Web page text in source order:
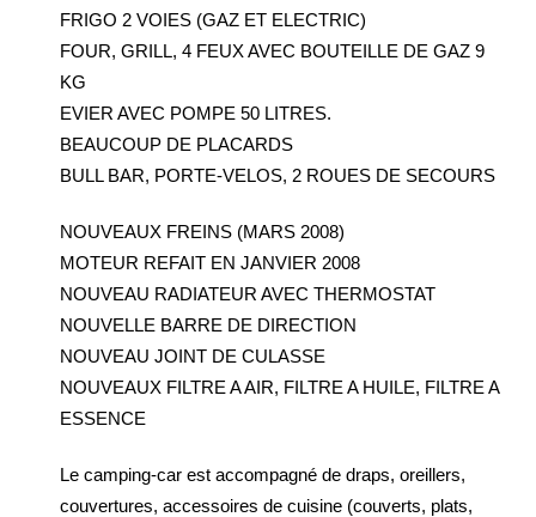
FRIGO 2 VOIES (GAZ ET ELECTRIC)
FOUR, GRILL, 4 FEUX AVEC BOUTEILLE DE GAZ 9
KG
EVIER AVEC POMPE 50 LITRES.
BEAUCOUP DE PLACARDS
BULL BAR, PORTE-VELOS, 2 ROUES DE SECOURS
NOUVEAUX FREINS (MARS 2008)
MOTEUR REFAIT EN JANVIER 2008
NOUVEAU RADIATEUR AVEC THERMOSTAT
NOUVELLE BARRE DE DIRECTION
NOUVEAU JOINT DE CULASSE
NOUVEAUX FILTRE A AIR, FILTRE A HUILE, FILTRE A
ESSENCE
Le camping-car est accompagné de draps, oreillers,
couvertures, accessoires de cuisine (couverts, plats,